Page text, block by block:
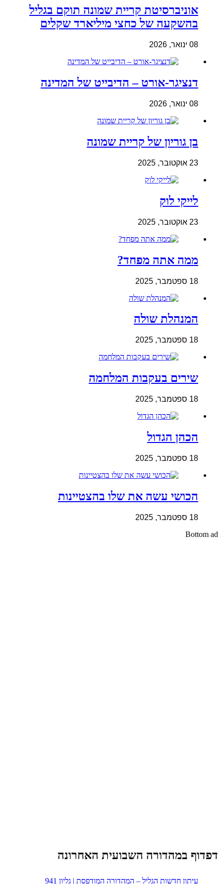
אוניברסיטת קריית שמונה תוקם בגליל
בהשקעה של כחצי מיליארד שקלים
08 ינואר, 2026
דנציגר-אורט – הדיבייט של המדינה
08 ינואר, 2026
בן גוריון של קריית שמונה
23 אוקטובר, 2025
לייקי לוק
23 אוקטובר, 2025
ממה אתה מפחד?
18 ספטמבר, 2025
המנהלת שולה
18 ספטמבר, 2025
שירים בעקבות המלחמה
18 ספטמבר, 2025
הכהן הגדול
18 ספטמבר, 2025
הכושי עשה את שלו בהצטיינות
18 ספטמבר, 2025
Bottom ad
דפדוף במהדורה השבועית האחרונה
עיתון חדשות הגליל – המהדורה המודפסת | גליון 941